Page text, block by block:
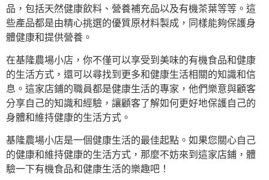
品，包括天然健康飲料、營養補充品以及有機茶葉等等。這
些產品都是由精心挑選的優質原材料製成，同樣能夠保護身
體健康和提供營養。
在基隆農場小店，你不僅可以享受到美味的有機食品和健康
的生活方式，還可以尋找到更多和健康生活相關的知識和信
息。這家店鋪的職員都是健康生活的專家，他們樂意與顧客
分享自己的知識和經驗，讓顧客了解如何更好地保護自己的
身體和維持健康的生活方式。
基隆農場小店是一個健康生活的最佳起點。如果您關心自己
的健康和維持健康的生活方式，那麼不妨來到這家店鋪，體
驗一下有機食品和健康生活的樂趣吧！